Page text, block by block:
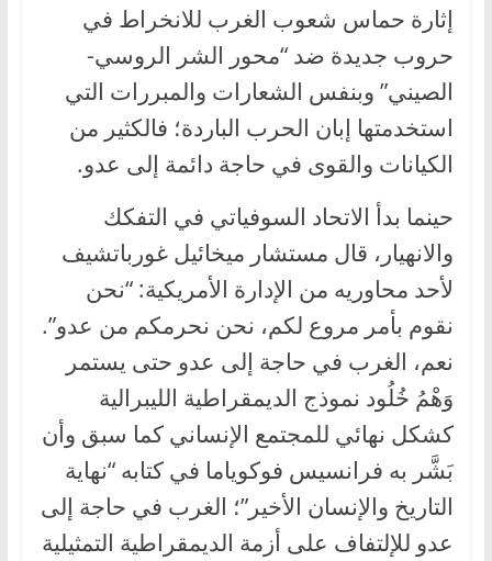
إثارة حماس شعوب الغرب للانخراط في
حروب جديدة ضد “محور الشر الروسي-
الصيني” وبنفس الشعارات والمبررات التي
استخدمتها إبان الحرب الباردة؛ فالكثير من
الكيانات والقوى في حاجة دائمة إلى عدو.
حينما بدأ الاتحاد السوفياتي في التفكك
والانهيار، قال مستشار ميخائيل غورباتشيف
لأحد محاوريه من الإدارة الأمريكية: “نحن
نقوم بأمر مروع لكم، نحن نحرمكم من عدو”.
نعم، الغرب في حاجة إلى عدو حتى يستمر
وَهْمُ خُلُود نموذج الديمقراطية الليبرالية
كشكل نهائي للمجتمع الإنساني كما سبق وأن
بَشَّر به فرانسيس فوكوياما في كتابه “نهاية
التاريخ والإنسان الأخير”؛ الغرب في حاجة إلى
عدو للإلتفاف على أزمة الديمقراطية التمثيلية